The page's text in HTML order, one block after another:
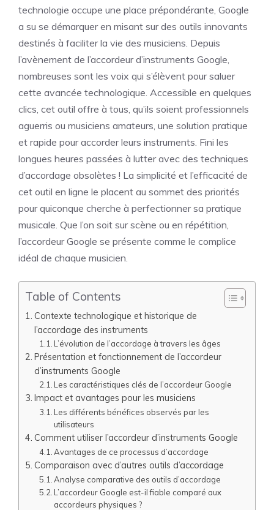
technologie occupe une place prépondérante, Google
a su se démarquer en misant sur des outils innovants
destinés à faciliter la vie des musiciens. Depuis
l’avènement de l’accordeur d’instruments Google,
nombreuses sont les voix qui s’élèvent pour saluer
cette avancée technologique. Accessible en quelques
clics, cet outil offre à tous, qu’ils soient professionnels
aguerris ou musiciens amateurs, une solution pratique
et rapide pour accorder leurs instruments. Fini les
longues heures passées à lutter avec des techniques
d’accordage obsolètes ! La simplicité et l’efficacité de
cet outil en ligne le placent au sommet des priorités
pour quiconque cherche à perfectionner sa pratique
musicale. Que l’on soit sur scène ou en répétition,
l’accordeur Google se présente comme le complice
idéal de chaque musicien.
Table of Contents
Contexte technologique et historique de
l’accordage des instruments
L’évolution de l’accordage à travers les âges
Présentation et fonctionnement de l’accordeur
d’instruments Google
Les caractéristiques clés de l’accordeur Google
Impact et avantages pour les musiciens
Les différents bénéfices observés par les
utilisateurs
Comment utiliser l’accordeur d’instruments Google
Avantages de ce processus d’accordage
Comparaison avec d’autres outils d’accordage
Analyse comparative des outils d’accordage
L’accordeur Google est-il fiable comparé aux
accordeurs physiques ?